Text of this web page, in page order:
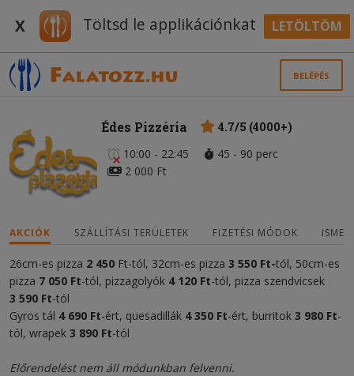
X Töltsd le applikációnkat LETÖLTÖM
BELÉPÉS
Édes Pizzéria
4.7/5 (4000+)
10:00 - 22:45
45 - 90 perc
2 000 Ft
AKCIÓK SZÁLLÍTÁSI TERÜLETEK FIZETÉSI MÓDOK
26cm-es pizza 2 450 Ft-tól, 32cm-es pizza 3 550 Ft-tól, 50cm-es
pizza 7 050 Ft-tól, pizzagolyók 4 120 Ft-tól, pizza szendvicsek
3 590 Ft-tól
Gyros tál 4 690 Ft-ért, quesadillák 4350 Ft-ért, burritok 3 980 Ft-
tól, wrapek 3 890 Ft-tól
Előrendelést nem áll módunkban felvenni.